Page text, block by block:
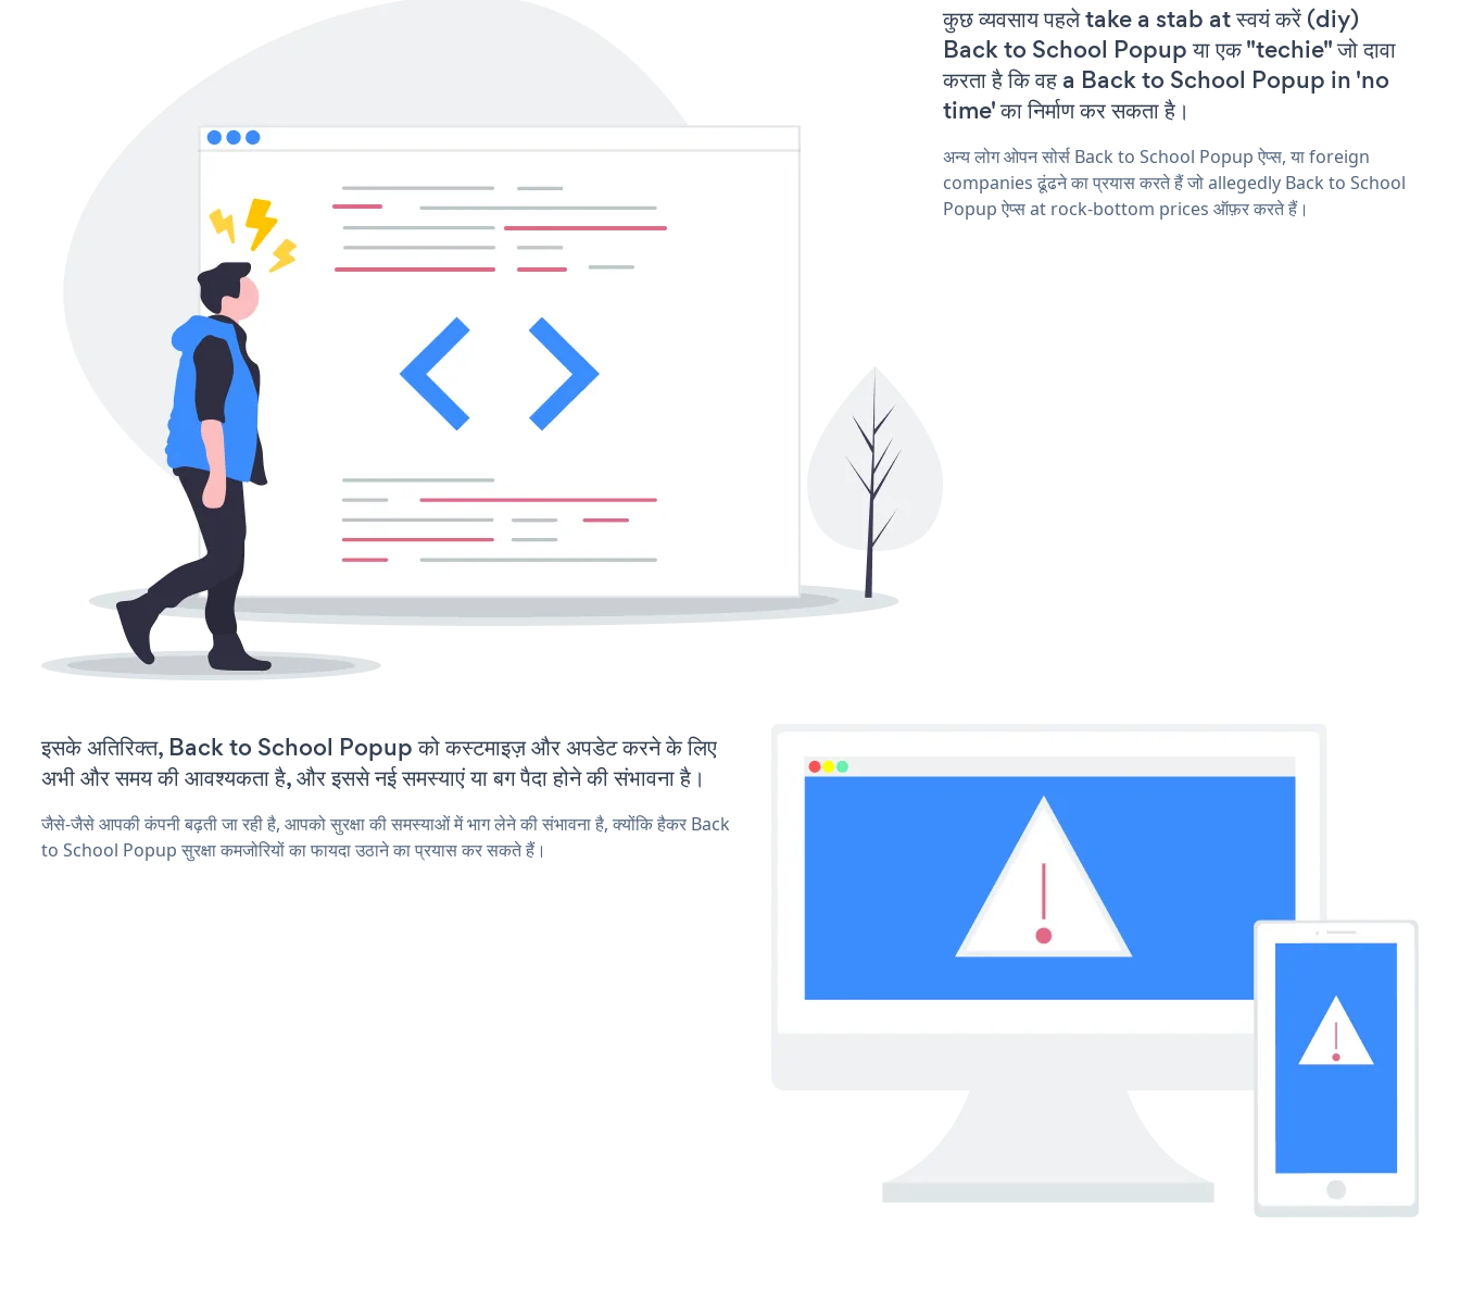
कुछ व्यवसाय पहले take a stab at स्वयं करें (diy)
Back to School Popup या एक "techie" जो दावा
करता है कि वह a Back to School Popup in 'no
time' का निर्माण कर सकता है।
अन्य लोग ओपन सोर्स Back to School Popup ऐप्स, या foreign
companies ढूंढने का प्रयास करते हैं जो allegedly Back to School
Popup ऐप्स at rock-bottom prices ऑफ़र करते हैं।
इसके अतिरिक्त, Back to School Popup को कस्टमाइज़ और अपडेट करने के लिए
अभी और समय की आवश्यकता है, और इससे नई समस्याएं या बग पैदा होने की संभावना है।
जैसे-जैसे आपकी कंपनी बढ़ती जा रही है, आपको सुरक्षा की समस्याओं में भाग लेने की संभावना है, क्योंकि हैकर Back
to School Popup सुरक्षा कमजोरियों का फायदा उठाने का प्रयास कर सकते हैं।